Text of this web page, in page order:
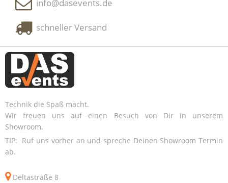
info@dasevents.de
schneller Versand
Technik die Spaß macht.
Wir freuen uns auf einen Besuch von Dir in unserem
Showroom.
TIP: Ruf uns vorher an und spreche Deinen Showroom Termin
ab.
Deltastraße 8